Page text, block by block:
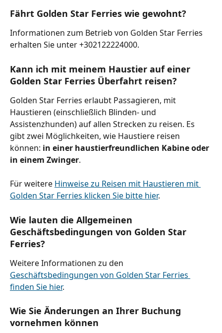
Fährt Golden Star Ferries wie gewohnt?
Informationen zum Betrieb von Golden Star Ferries
erhalten Sie unter +302122224000.
Kann ich mit meinem Haustier auf einer
Golden Star Ferries Überfahrt reisen?
Golden Star Ferries erlaubt Passagieren, mit
Haustieren (einschließlich Blinden- und
Assistenzhunden) auf allen Strecken zu reisen. Es
gibt zwei Möglichkeiten, wie Haustiere reisen
können: in einer haustierfreundlichen Kabine oder
in einem Zwinger.
Für weitere Hinweise zu Reisen mit Haustieren mit
Golden Star Ferries klicken Sie bitte hier.
Wie lauten die Allgemeinen
Geschäftsbedingungen von Golden Star
Ferries?
Weitere Informationen zu den
Geschäftsbedingungen von Golden Star Ferries
finden Sie hier.
Wie Sie Änderungen an Ihrer Buchung
vornehmen können